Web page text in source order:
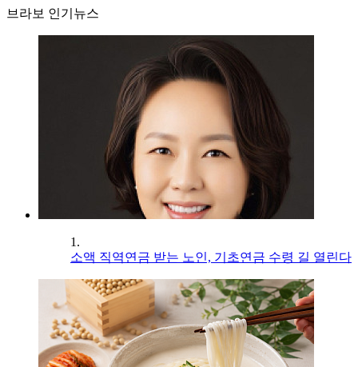
브라보 인기뉴스
1.
소액 직역연금 받는 노인, 기초연금 수령 길 열린다